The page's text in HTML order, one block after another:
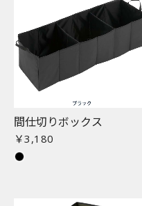
間仕切りボックス
￥3,180